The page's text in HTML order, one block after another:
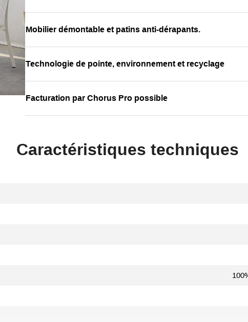
Mobilier démontable et patins anti-dérapants.
Technologie de pointe, environnement et recyclage
Facturation par Chorus Pro possible
Caractéristiques techniques